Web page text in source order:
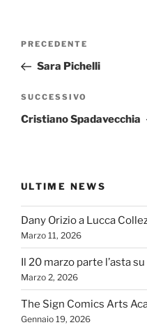
Navigazione
Articolo
precedente:
PRECEDENTE
Sara Pichelli
Articolo
successivo
SUCCESSIVO
Cristiano Spadavecchia
ULTIME NEWS
Dany Orizio a Lucca
Marzo 11, 2026
Il 20 marzo parte l’asta
Marzo 2, 2026
The Sign Comics Arts
Gennaio 19, 2026